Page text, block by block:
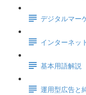
デジタルマー
インターネッ
基本用語解説
運用型広告と